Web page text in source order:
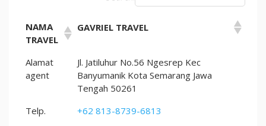
NAMA
TRAVEL
GAVRIEL TRAVEL
Alamat
agent
Jl. Jatiluhur No.56 Ngesrep Kec
Banyumanik Kota Semarang Jawa
Tengah 50261
Telp.
+62 813-8739-6813